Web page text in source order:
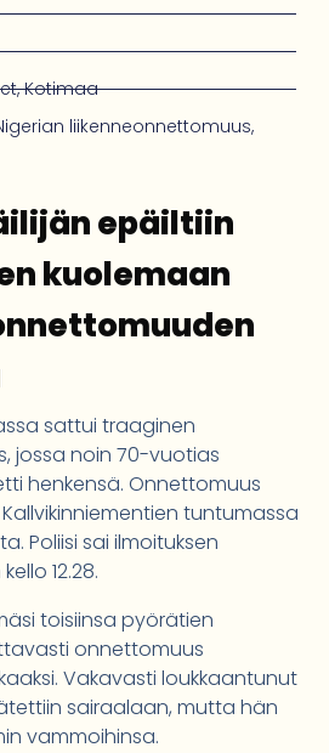
,Kotimaa
liikenneonnettomuus,
epäiltiin
kuolemaan
sattui traaginen
jossa noin 70-vuotias
henkensä. Onnettomuus
tuntumassa
Poliisi sai ilmoituksen
12.28.
toisiinsa pyörätien
onnettomuus
Vakavasti loukkaantunut
sairaalaan, mutta hän
vammoihinsa.